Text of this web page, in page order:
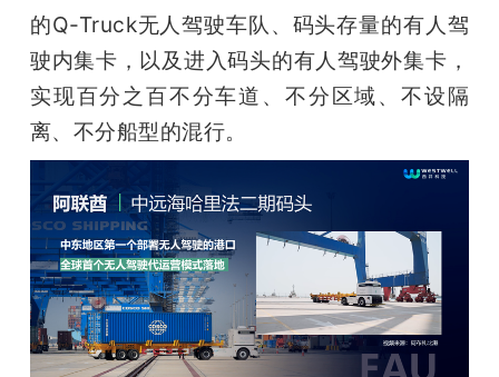
的Q-Truck无人驾驶车队、码头存量的有人驾
驶内集卡，以及进入码头的有人驾驶外集卡，
实现百分之百不分车道、不分区域、不设隔
离、不分船型的混行。